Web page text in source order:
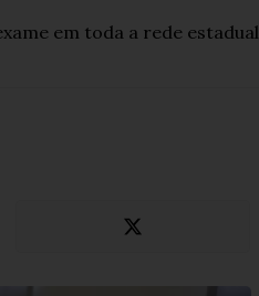
em toda a rede estadual